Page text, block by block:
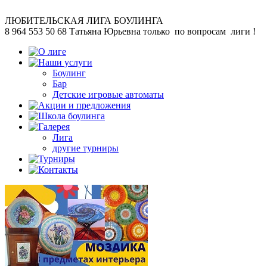
ЛЮБИТЕЛЬСКАЯ ЛИГА БОУЛИНГА
8 964 553 50 68 Татьяна Юрьевна только по вопросам лиги !
Боулинг
Бар
Детские игровые автоматы
Лига
другие турниры